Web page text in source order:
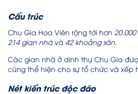
Cấu trúc
Chu Gia Hoa Viên rộng tới hơn
214 gian nhàvà 42 khoảng sân.
Các gian nhà ở dinh thự Chu Gia
cũng thể hiện cho sự tổ chức và
Nét kiến trúc độc đáo